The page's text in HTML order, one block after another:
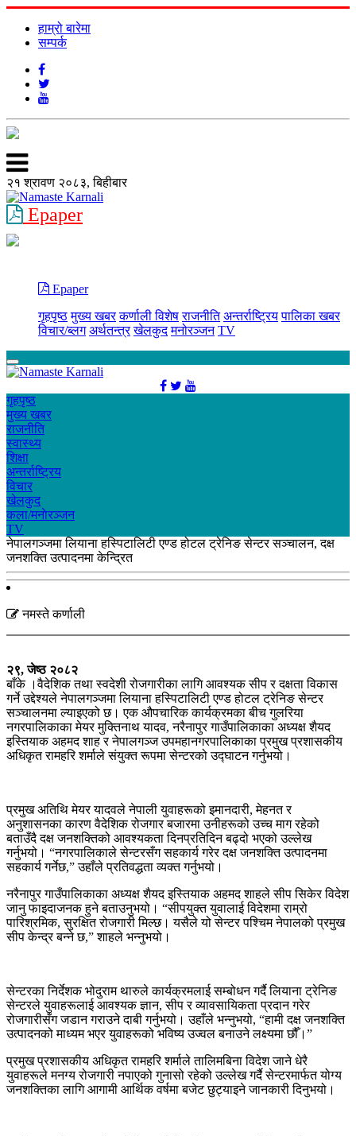
हाम्रो बारेमा
सम्पर्क
२१ श्रावण २०८३, बिहीबार
Epaper
Epaper
गृहपृष्ठ मुख्य खबर कर्णाली विशेष राजनीति अन्तर्राष्ट्रिय पालिका खबर
विचार/ब्लग अर्थतन्त्र खेलकुद मनोरञ्जन TV
गृहपृष्ठ
मुख्य खबर
राजनीति
स्वास्थ्य
शिक्षा
अन्तर्राष्ट्रिय
विचार
खेलकुद
कला/मनाेरञ्जन
TV
नेपालगञ्जमा लियाना हस्पिटालिटी एण्ड होटल ट्रेनिङ सेन्टर सञ्चालन, दक्ष
जनशक्ति उत्पादनमा केन्द्रित
नमस्ते कर्णाली
२९, जेष्ठ २०८२
बाँके ।वैदेशिक तथा स्वदेशी रोजगारीका लागि आवश्यक सीप र दक्षता विकास
गर्ने उद्देश्यले नेपालगञ्जमा लियाना हस्पिटालिटी एण्ड होटल ट्रेनिङ सेन्टर
सञ्चालनमा ल्याइएको छ। एक औपचारिक कार्यक्रमका बीच गुलरिया
नगरपालिकाका मेयर मुक्तिनाथ यादव, नरैनापुर गाउँपालिकाका अध्यक्ष शैयद
इस्तियाक अहमद शाह र नेपालगञ्ज उपमहानगरपालिकाका प्रमुख प्रशासकीय
अधिकृत रामहरि शर्माले संयुक्त रूपमा सेन्टरको उद्घाटन गर्नुभयो।
प्रमुख अतिथि मेयर यादवले नेपाली युवाहरूको इमानदारी, मेहनत र
अनुशासनका कारण वैदेशिक रोजगार बजारमा उनीहरूको उच्च माग रहेको
बताउँदै दक्ष जनशक्तिको आवश्यकता दिनप्रतिदिन बढ्दो भएको उल्लेख
गर्नुभयो। “नगरपालिकाले सेन्टरसँग सहकार्य गरेर दक्ष जनशक्ति उत्पादनमा
सहकार्य गर्नेछ,” उहाँले प्रतिवद्धता व्यक्त गर्नुभयो।
नरैनापुर गाउँपालिकाका अध्यक्ष शैयद इस्तियाक अहमद शाहले सीप सिकेर विदेश
जानु फाइदाजनक हुने बताउनुभयो। “सीपयुक्त युवालाई विदेशमा राम्रो
पारिश्रमिक, सुरक्षित रोजगारी मिल्छ। यसैले यो सेन्टर पश्चिम नेपालको प्रमुख
सीप केन्द्र बन्ने छ,” शाहले भन्नुभयो।
सेन्टरका निर्देशक भोदुराम थारुले कार्यक्रमलाई सम्बोधन गर्दै लियाना ट्रेनिङ
सेन्टरले युवाहरूलाई आवश्यक ज्ञान, सीप र व्यावसायिकता प्रदान गरेर
रोजगारीसँग जडान गराउने दाबी गर्नुभयो। उहाँले भन्नुभयो, “हामी दक्ष जनशक्ति
उत्पादनको माध्यम भएर युवाहरूको भविष्य उज्वल बनाउने लक्ष्यमा छौँ।”
प्रमुख प्रशासकीय अधिकृत रामहरि शर्माले तालिमबिना विदेश जाने धेरै
युवाहरूले मनग्य रोजगारी नपाएको गुनासो रहेको उल्लेख गर्दै सेन्टरमार्फत योग्य
जनशक्तिका लागि आगामी आर्थिक वर्षमा बजेट छुट्याइने जानकारी दिनुभयो।